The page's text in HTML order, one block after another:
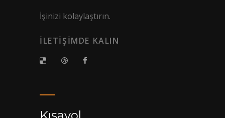
İşinizi kolaylaştırın.
İLETİŞİMDE KALIN
Kısayol